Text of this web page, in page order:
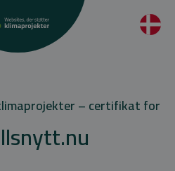
– certifikat for